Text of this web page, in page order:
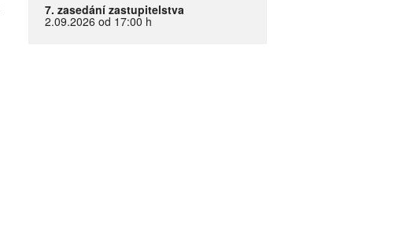
7. zasedání zastupitelstva
2.09.2026 od 17:00 h